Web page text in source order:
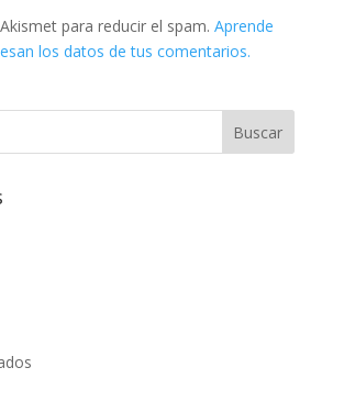
para reducir el spam. Aprende
los datos de tus comentarios.